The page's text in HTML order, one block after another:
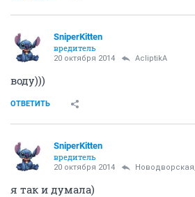
SniperKitten
вредитель
20 октября 2014 AcliptikA
воду)))
ОТВЕТИТЬ
SniperKitten
вредитель
20 октября 2014
я так и думала)